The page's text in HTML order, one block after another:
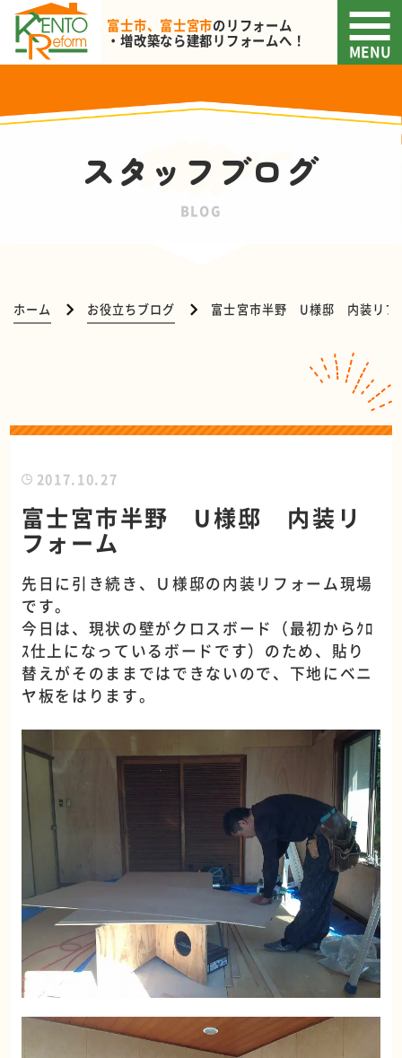
富士市、富士宮市のリフォーム
・増改築なら建都リフォームへ！
MENU
スタッフブログ
BLOG
ホーム お役立ちブログ 富士宮市半野 U様邸 内装リフ
2017.10.27
富士宮市半野 U様邸 内装リ
フォーム
先日に引き続き、Ｕ様邸の内装リフォーム現場
です。
今日は、現状の壁がクロスボード（最初からｸﾛ
ｽ仕上になっているボードです）のため、貼り
替えがそのままではできないので、下地にベニ
ヤ板をはります。